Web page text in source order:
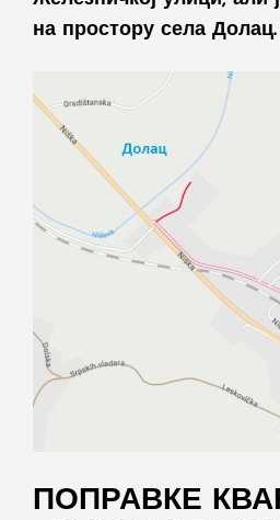
на простору села Долац.
ПОПРАВКЕ